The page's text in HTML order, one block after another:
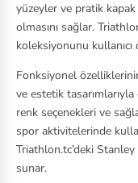
yüzeyler ve pratik
olmasını sağlar.
koleksiyonunu
Fonksiyonel
ve estetik
renk seçenekleri ve
spor aktivitelerinde
Triathlon.tc’deki
sunar.